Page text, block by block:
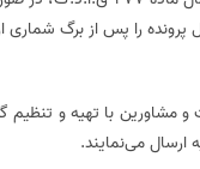
را پس از برگ شماری
مشاورین با تهیه و تنظیم
ارسال‌‌‌ می‌نمایند.